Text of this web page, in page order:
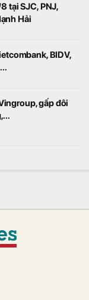
tại SJC, PNJ,
Hải
BIDV,
gấp đôi